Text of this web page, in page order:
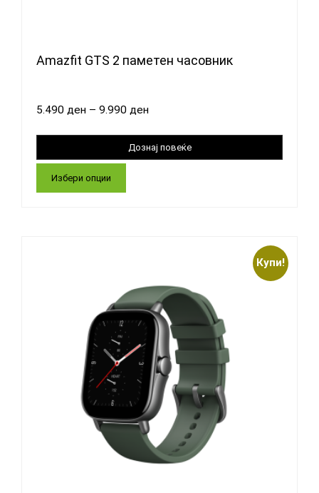
Amazfit GTS 2 паметен часовник
5.490 ден – 9.990 ден
Избери опции
Купи!